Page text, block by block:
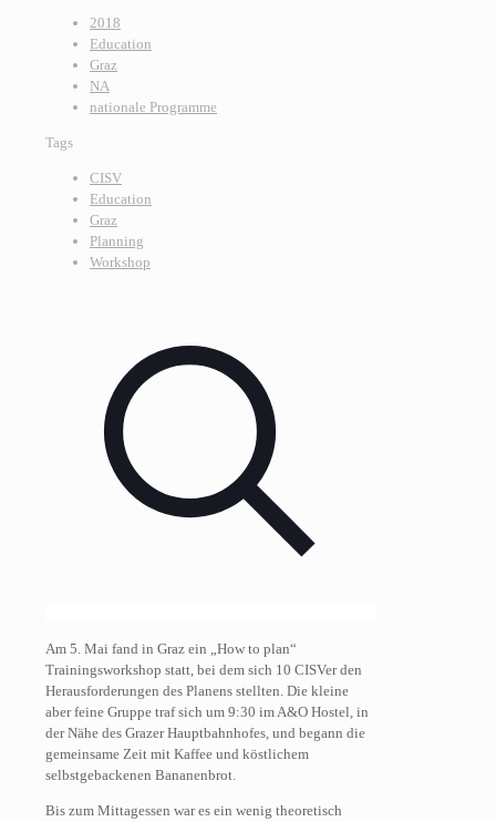
2018
Education
Graz
NA
nationale Programme
Tags
CISV
Education
Graz
Planning
Workshop
Am 5. Mai fand in Graz ein „How to plan“
Trainingsworkshop statt, bei dem sich 10 CISVer den
Herausforderungen des Planens stellten. Die kleine
aber feine Gruppe traf sich um 9:30 im A&O Hostel, in
der Nähe des Grazer Hauptbahnhofes, und begann die
gemeinsame Zeit mit Kaffee und köstlichem
selbstgebackenen Bananenbrot.
Bis zum Mittagessen war es ein wenig theoretisch